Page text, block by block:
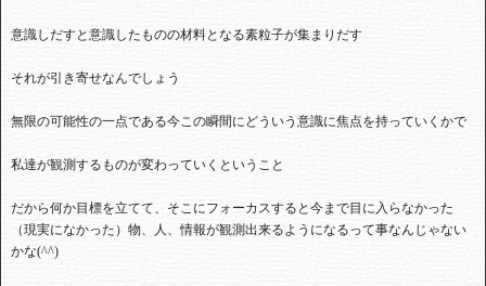
意識しだすと意識したものの材料となる素粒子が集まりだす
それが引き寄せなんでしょう
無限の可能性の一点である今この瞬間にどういう意識に焦点を持っていくかで
私達が観測するものが変わっていくということ
だから何か目標を立てて、そこにフォーカスすると今まで目に入らなかった
（現実になかった）物、人、情報が観測出来るようになるって事なんじゃない
かな(^^)